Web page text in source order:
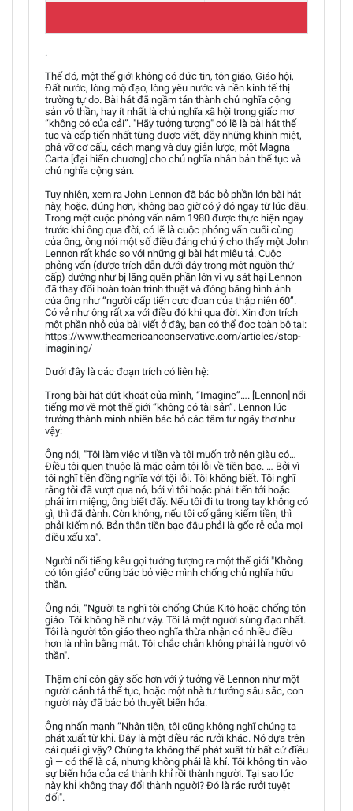
.
Thế đó, một thế giới không có đức tin, tôn giáo, Giáo hội,
Đất nước, lòng mộ đạo, lòng yêu nước và nền kinh tế thị
trường tự do. Bài hát đã ngầm tán thành chủ nghĩa cộng
sản vô thần, hay ít nhất là chủ nghĩa xã hội trong giấc mơ
“không có của cải”. "Hãy tưởng tượng" có lẽ là bài hát thế
tục và cấp tiến nhất từng được viết, đầy những khinh miệt,
phá vỡ cơ cấu, cách mạng và duy giản lược, một Magna
Carta [đại hiến chương] cho chủ nghĩa nhân bản thế tục và
chủ nghĩa cộng sản.
Tuy nhiên, xem ra John Lennon đã bác bỏ phần lớn bài hát
này, hoặc, đúng hơn, không bao giờ có ý đó ngay từ lúc đầu.
Trong một cuộc phỏng vấn năm 1980 được thực hiện ngay
trước khi ông qua đời, có lẽ là cuộc phỏng vấn cuối cùng
của ông, ông nói một số điều đáng chú ý cho thấy một John
Lennon rất khác so với những gì bài hát miêu tả. Cuộc
phỏng vấn (được trích dẫn dưới đây trong một nguồn thứ
cấp) dường như bị lãng quên phần lớn vì vụ sát hại Lennon
đã thay đổi hoàn toàn trình thuật và đóng băng hình ảnh
của ông như “người cấp tiến cực đoan của thập niên 60”.
Có vẻ như ông rất xa với điều đó khi qua đời. Xin đơn trích
một phần nhỏ của bài viết ở đây, bạn có thể đọc toàn bộ tại:
https://www.theamericanconservative.com/articles/stop-
imagining/
Dưới đây là các đoạn trích có liên hệ:
Trong bài hát dứt khoát của mình, “Imagine”…. [Lennon] nổi
tiếng mơ về một thế giới “không có tài sản”. Lennon lúc
trưởng thành minh nhiên bác bỏ các tâm tư ngây thơ như
vậy:
Ông nói, "Tôi làm việc vì tiền và tôi muốn trở nên giàu có…
Điều tôi quen thuộc là mặc cảm tội lỗi về tiền bạc. … Bởi vì
tôi nghĩ tiền đồng nghĩa với tội lỗi. Tôi không biết. Tôi nghĩ
rằng tôi đã vượt qua nó, bởi vì tôi hoặc phải tiến tới hoặc
phải im miệng, ông biết đấy. Nếu tôi đi tu trong tay không có
gì, thì đã đành. Còn không, nếu tôi cố gắng kiếm tiền, thì
phải kiếm nó. Bản thân tiền bạc đâu phải là gốc rễ của mọi
điều xấu xa".
Người nổi tiếng kêu gọi tưởng tượng ra một thế giới "Không
có tôn giáo" cũng bác bỏ việc mình chống chủ nghĩa hữu
thần.
Ông nói, “Người ta nghĩ tôi chống Chúa Kitô hoặc chống tôn
giáo. Tôi không hề như vậy. Tôi là một người sùng đạo nhất.
Tôi là người tôn giáo theo nghĩa thừa nhận có nhiều điều
hơn là nhìn bằng mắt. Tôi chắc chắn không phải là người vô
thần".
Thậm chí còn gây sốc hơn với ý tưởng về Lennon như một
người cánh tả thế tục, hoặc một nhà tư tưởng sâu sắc, con
người này đã bác bỏ thuyết biến hóa.
Ông nhấn mạnh “Nhân tiện, tôi cũng không nghĩ chúng ta
phát xuất từ khỉ. Đây là một điều rác rưởi khác. Nó dựa trên
cái quái gì vậy? Chúng ta không thể phát xuất từ bất cứ điều
gì — có thể là cá, nhưng không phải là khỉ. Tôi không tin vào
sự biến hóa của cá thành khỉ rồi thành người. Tại sao lúc
này khỉ không thay đổi thành người? Đó là rác rưởi tuyệt
đối".